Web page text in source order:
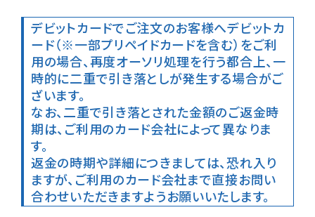
デビットカードでご注文のお客様へデビットカ
ード（※一部プリペイドカードを含む）をご利
用の場合、再度オーソリ処理を行う都合上、一
時的に二重で引き落としが発生する場合がご
ざいます。
なお、二重で引き落とされた金額のご返金時
期は、ご利用のカード会社によって異なりま
す。
返金の時期や詳細につきましては、恐れ入り
ますが、ご利用のカード会社まで直接お問い
合わせいただきますようお願いいたします。